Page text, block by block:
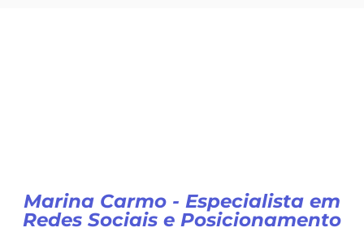
Marina Carmo - Especialista em
Redes Sociais e Posicionamento